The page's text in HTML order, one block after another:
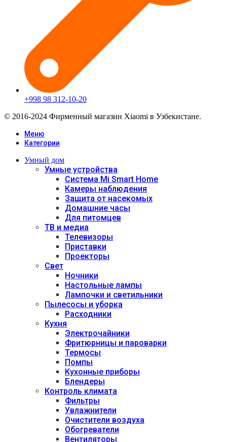
+998 98 312-10-20
© 2016-2024 Фирменный магазин Xiaomi в Узбекистане.
Меню
Категории
Умный дом
Умные устройства
Система Mi Smart Home
Камеры наблюдения
Защита от насекомых
Домашние часы
Для питомцев
ТВ и медиа
Телевизоры
Приставки
Проекторы
Свет
Ночники
Настольные лампы
Лампочки и светильники
Пылесосы и уборка
Расходники
Кухня
Электрочайники
Фритюрницы и пароварки
Термосы
Помпы
Кухонные приборы
Блендеры
Контроль климата
Фильтры
Увлажнители
Очистители воздуха
Обогреватели
Вентиляторы